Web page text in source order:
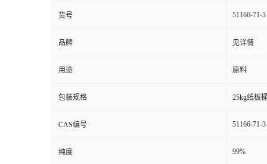
货号 51166-71-3
品牌 见详情
用途 原料
包装规格 25kg纸板
CAS编号 51166-71-3
纯度 99%